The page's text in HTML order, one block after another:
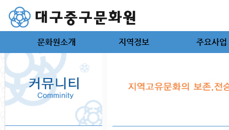
문화원소개 지역정보 주요사업